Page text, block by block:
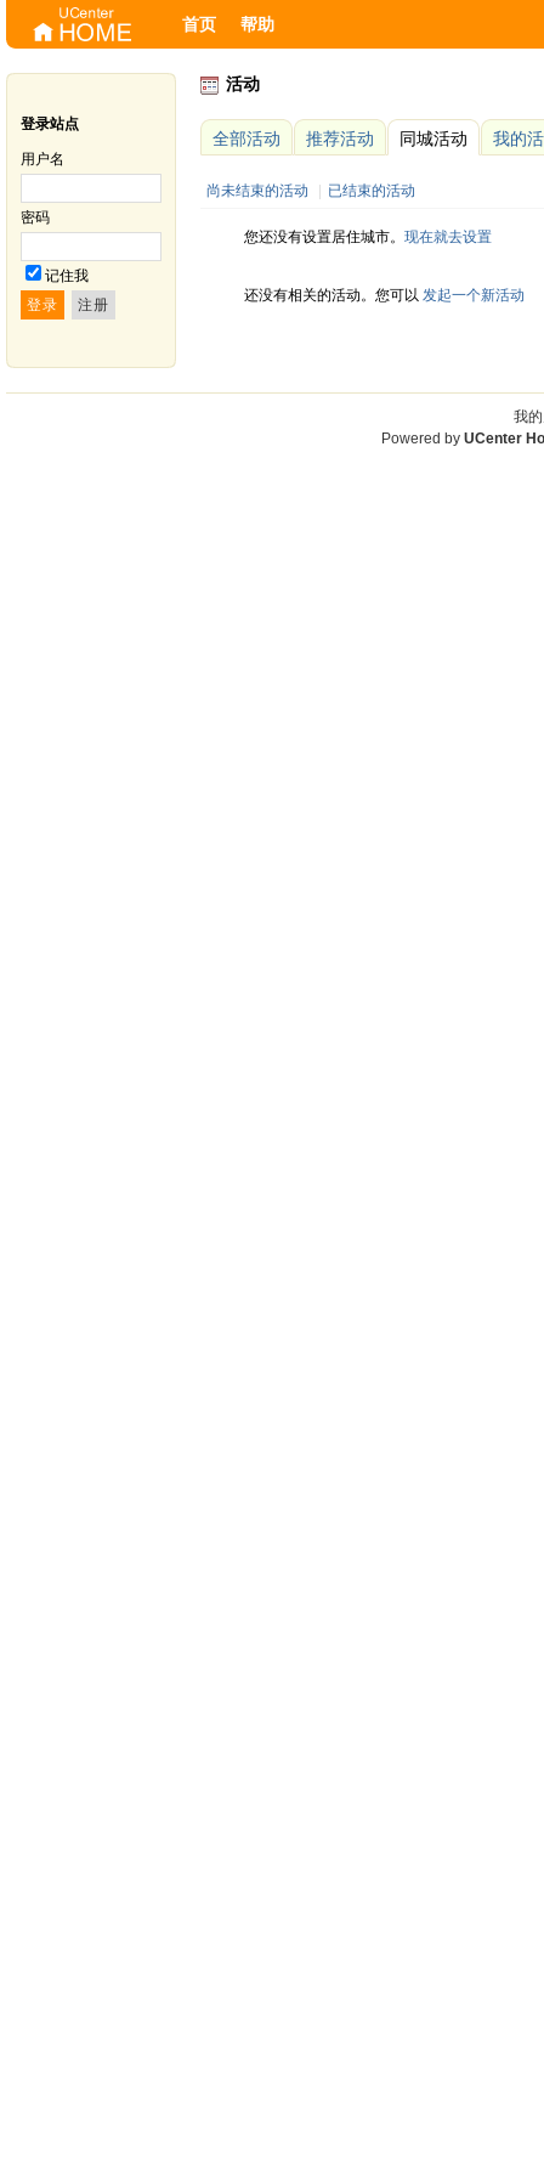
首页 帮助
登录站点
用户名
密码
记住我
活动
全部活动 推荐活动 同城活动 我的
尚未结束的活动 已结束的活动
您还没有设置居住城市。 现在就去设置
还没有相关的活动。您可以 发起一个新活动
我
Powered by UCenter